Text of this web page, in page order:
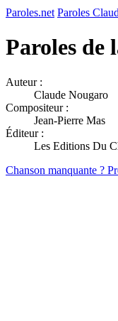
Paroles.net Paroles
Paroles de
Auteur :
Claude Nougaro
Compositeur :
Jean-Pierre Mas
Éditeur :
Les Editions Du
Chanson manquante ?